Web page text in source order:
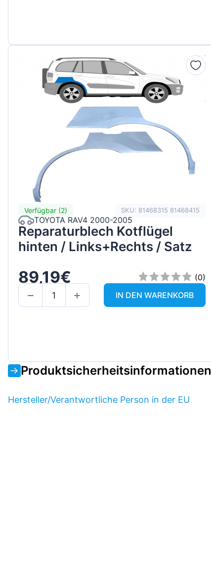
Verfügbar (2) SKU: 81468315 81468415
TOYOTA RAV4 2000-2005
Reparaturblech Kotflügel
hinten / Links+Rechts / Satz
89,19€
(0)
IN DEN WARENKORB
Produktsicherheitsinformationen
Hersteller/Verantwortliche Person in der EU